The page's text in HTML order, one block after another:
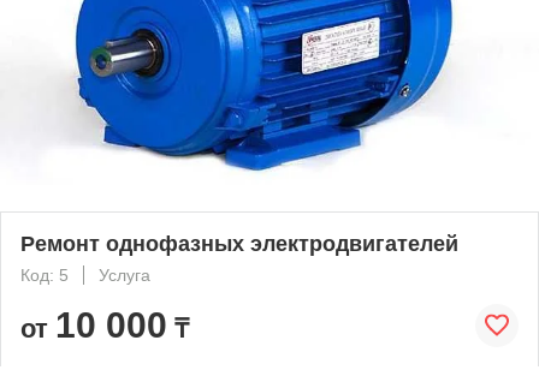
Ремонт однофазных электродвигателей
Код: 5 Услуга
от 10 000 ₸